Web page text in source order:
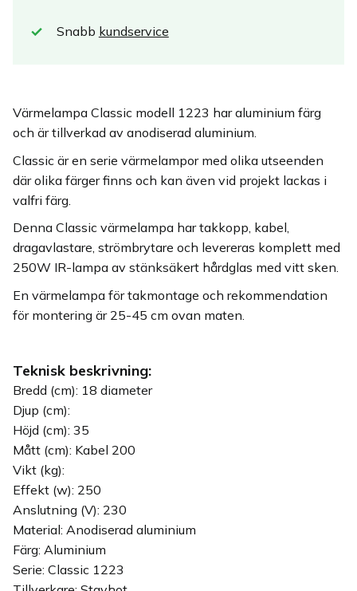
Snabb kundservice
Värmelampa Classic modell 1223 har aluminium färg
och är tillverkad av anodiserad aluminium.
Classic är en serie värmelampor med olika utseenden
där olika färger finns och kan även vid projekt lackas i
valfri färg.
Denna Classic värmelampa har takkopp, kabel,
dragavlastare, strömbrytare och levereras komplett med
250W IR-lampa av stänksäkert hårdglas med vitt sken.
En värmelampa för takmontage och rekommendation
för montering är 25-45 cm ovan maten.
Teknisk beskrivning:
Bredd (cm): 18 diameter
Djup (cm):
Höjd (cm): 35
Mått (cm): Kabel 200
Vikt (kg):
Effekt (w): 250
Anslutning (V): 230
Material: Anodiserad aluminium
Färg: Aluminium
Serie: Classic 1223